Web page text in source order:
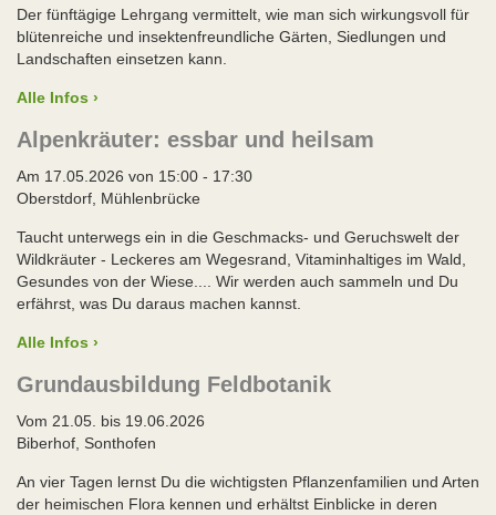
Der fünftägige Lehrgang vermittelt, wie man sich wirkungsvoll für
blütenreiche und insektenfreundliche Gärten, Siedlungen und
Landschaften einsetzen kann.
Alle Infos ›
Alpenkräuter: essbar und heilsam
Am 17.05.2026 von 15:00 - 17:30
Oberstdorf, Mühlenbrücke
Taucht unterwegs ein in die Geschmacks- und Geruchswelt der
Wildkräuter - Leckeres am Wegesrand, Vitaminhaltiges im Wald,
Gesundes von der Wiese.... Wir werden auch sammeln und Du
erfährst, was Du daraus machen kannst.
Alle Infos ›
Grundausbildung Feldbotanik
Vom 21.05. bis 19.06.2026
Biberhof, Sonthofen
An vier Tagen lernst Du die wichtigsten Pflanzenfamilien und Arten
der heimischen Flora kennen und erhältst Einblicke in deren